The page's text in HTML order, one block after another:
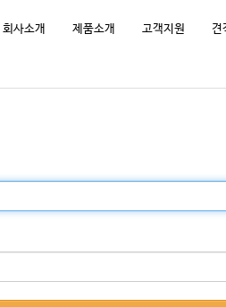
회사소개 제품소개 고객지원 견